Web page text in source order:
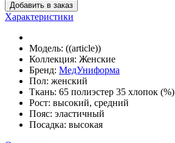
Добавить в заказ
Характеристики
Модель: ((article))
Коллекция: Женские
Бренд: МедУниформа
Пол: женский
Ткань: 65 полиэстер 35 хлопок (%)
Рост: высокий, средний
Пояс: эластичный
Посадка: высокая